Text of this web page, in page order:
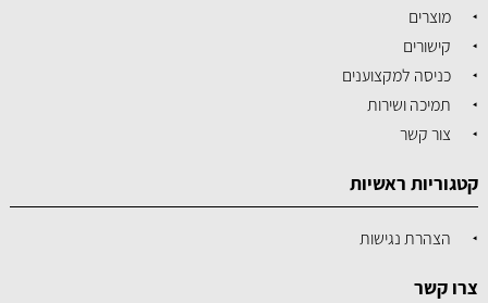
מוצרים
קישורים
כניסה למקצוענים
תמיכה ושירות
צור קשר
קטגוריות ראשיות
הצהרת נגישות
צרו קשר